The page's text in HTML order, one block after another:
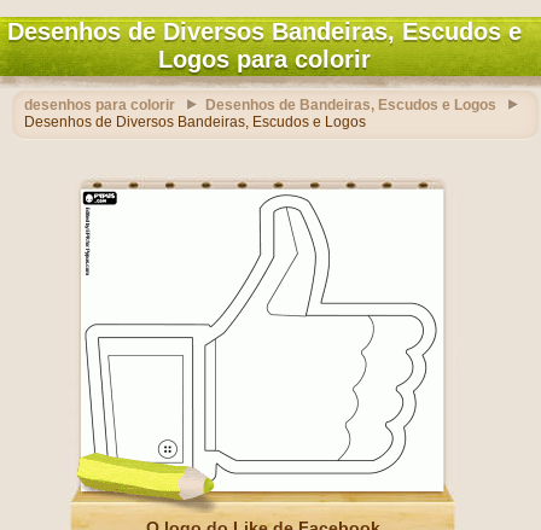
Desenhos de Diversos Bandeiras, Escudos e
Logos para colorir
desenhos para colorir
Desenhos de Bandeiras, Escudos e Logos
Desenhos de Diversos Bandeiras, Escudos e Logos